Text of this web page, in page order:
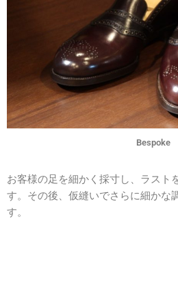
Bespoke
お客様の足を細かく採寸し、ラスト
す。その後、仮縫いでさらに細かな
す。